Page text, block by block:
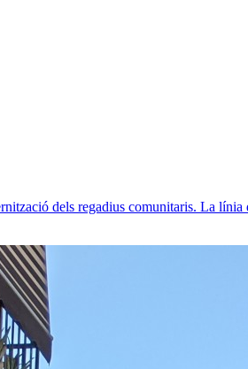
dels regadius comunitaris. La